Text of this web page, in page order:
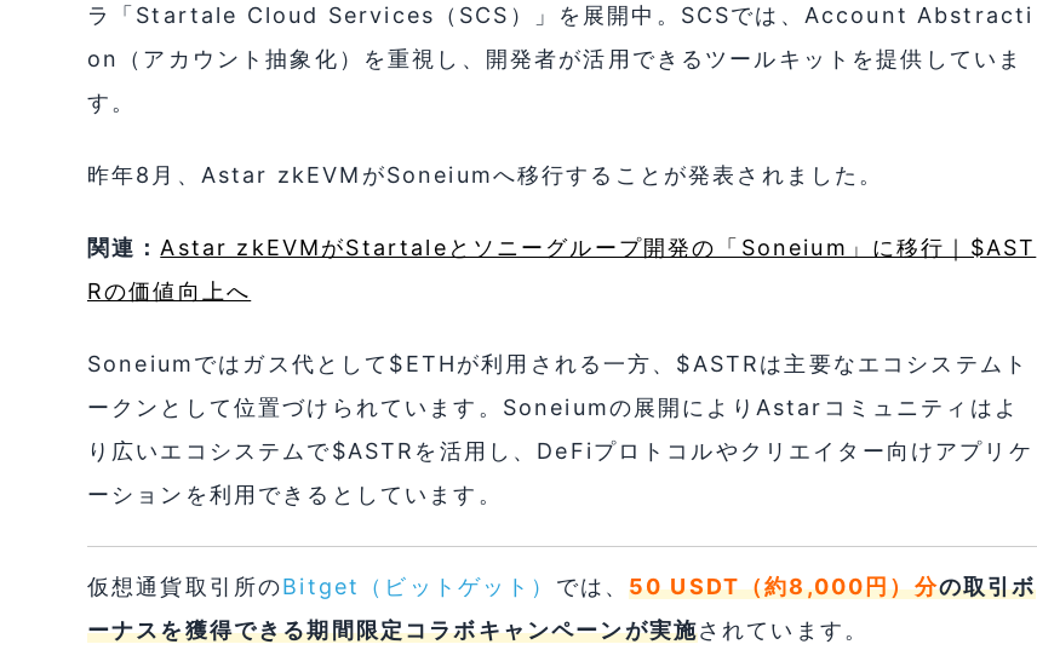
ラ「Startale Cloud Services（SCS）」を展開中。SCSでは、Account Abstracti
on（アカウント抽象化）を重視し、開発者が活用できるツールキットを提供していま
す。
昨年8月、Astar zkEVMがSoneiumへ移行することが発表されました。
関連： Astar zkEVMがStartaleとソニーグループ開発の「Soneium」に移行｜$AST
Rの価値向上へ
Soneiumではガス代として$ETHが利用される一方、$ASTRは主要なエコシステムト
ークンとして位置づけられています。Soneiumの展開によりAstarコミュニティはよ
り広いエコシステムで$ASTRを活用し、DeFiプロトコルやクリエイター向けアプリケ
ーションを利用できるとしています。
仮想通貨取引所のBitget（ビットゲット） では、50 USDT（約8,000円）分の取引ボ
ーナスを獲得できる期間限定コラボキャンペーンが実施されています。